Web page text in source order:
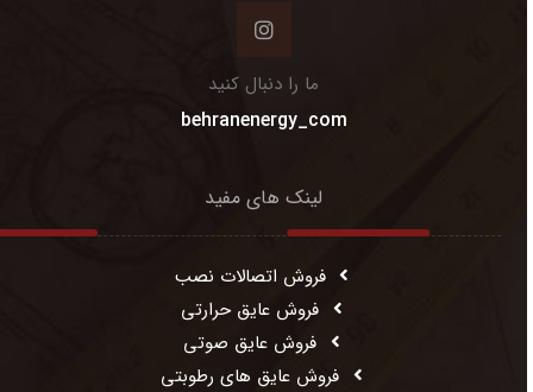
ما را دنبال کنید
behranenergy_com
لینک های مفید
فروش اتصالات نصب
فروش عایق حرارتی
فروش عایق صوتی
فروش عایق های رطوبتی